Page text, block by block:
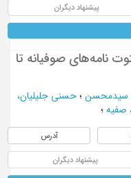
پیشنهاد دیگران
نامه‌های صوفیانه تا
سیدمحسن؛ حسنی جلیلیان،
صفیه؛
آدرس
پیشنهاد دیگران